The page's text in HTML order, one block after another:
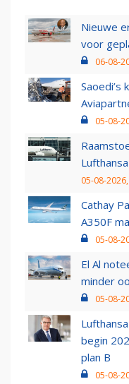
Nieuwe
voor
06-08-
Saoedi’s
05-08-
05-08-
Cathay
A350F
05-08-
El Al
minder
05-08-
begin
plan B
05-08-